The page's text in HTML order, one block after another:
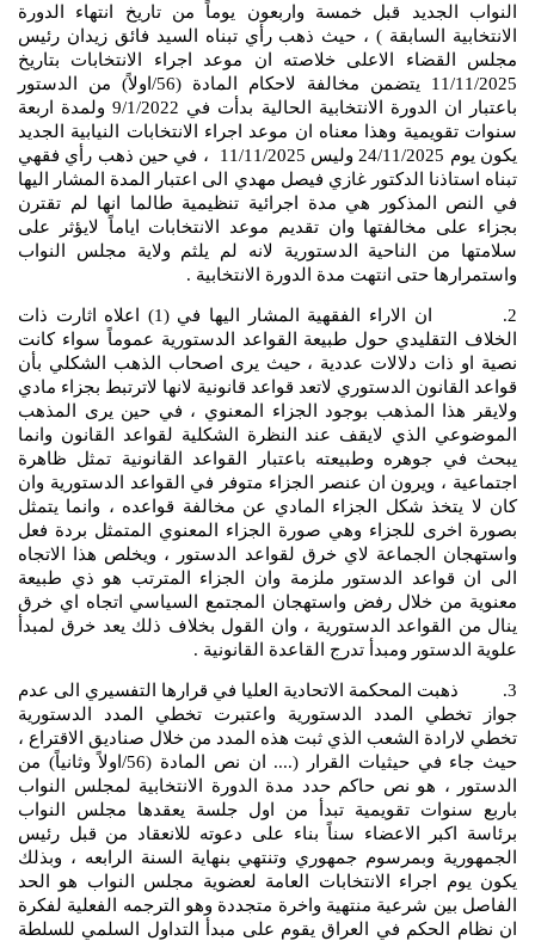
النواب الجديد قبل خمسة واربعون يوماً من تاريخ انتهاء الدورة
الانتخابية السابقة ) ، حيث ذهب رأي تبناه السيد فائق زيدان رئيس
مجلس القضاء الاعلى خلاصته ان موعد اجراء الانتخابات بتاريخ
11/11/2025 يتضمن مخالفة لاحكام المادة (56/اولاً) من الدستور
باعتبار ان الدورة الانتخابية الحالية بدأت في 9/1/2022 ولمدة اربعة
سنوات تقويمية وهذا معناه ان موعد اجراء الانتخابات النيابية الجديد
يكون يوم 24/11/2025 وليس 11/11/2025 ، في حين ذهب رأي فقهي
تبناه استاذنا الدكتور غازي فيصل مهدي الى اعتبار المدة المشار اليها
في النص المذكور هي مدة اجرائية تنظيمية طالما انها لم تقترن
بجزاء على مخالفتها وان تقديم موعد الانتخابات اياماً لايؤثر على
سلامتها من الناحية الدستورية لانه لم يلثم ولاية مجلس النواب
واستمرارها حتى انتهت مدة الدورة الانتخابية .
2. ان الاراء الفقهية المشار اليها في (1) اعلاه اثارت ذات
الخلاف التقليدي حول طبيعة القواعد الدستورية عموماً سواء كانت
نصية او ذات دلالات عددية ، حيث يرى اصحاب الذهب الشكلي بأن
قواعد القانون الدستوري لاتعد قواعد قانونية لانها لاترتبط بجزاء مادي
ولايقر هذا المذهب بوجود الجزاء المعنوي ، في حين يرى المذهب
الموضوعي الذي لايقف عند النظرة الشكلية لقواعد القانون وانما
يبحث في جوهره وطبيعته باعتبار القواعد القانونية تمثل ظاهرة
اجتماعية ، ويرون ان عنصر الجزاء متوفر في القواعد الدستورية وان
كان لا يتخذ شكل الجزاء المادي عن مخالفة قواعده ، وانما يتمثل
بصورة اخرى للجزاء وهي صورة الجزاء المعنوي المتمثل بردة فعل
واستهجان الجماعة لاي خرق لقواعد الدستور ، ويخلص هذا الاتجاه
الى ان قواعد الدستور ملزمة وان الجزاء المترتب هو ذي طبيعة
معنوية من خلال رفض واستهجان المجتمع السياسي اتجاه اي خرق
ينال من القواعد الدستورية ، وان القول بخلاف ذلك يعد خرق لمبدأ
علوية الدستور ومبدأ تدرج القاعدة القانونية .
3. ذهبت المحكمة الاتحادية العليا في قرارها التفسيري الى عدم
جواز تخطي المدد الدستورية واعتبرت تخطي المدد الدستورية
تخطي لارادة الشعب الذي ثبت هذه المدد من خلال صناديق الاقتراع ،
حيث جاء في حيثيات القرار (.... ان نص المادة (56/اولاً وثانياً) من
الدستور ، هو نص حاكم حدد مدة الدورة الانتخابية لمجلس النواب
باربع سنوات تقويمية تبدأ من اول جلسة يعقدها مجلس النواب
برئاسة اكبر الاعضاء سناً بناء على دعوته للانعقاد من قبل رئيس
الجمهورية وبمرسوم جمهوري وتنتهي بنهاية السنة الرابعه ، وبذلك
يكون يوم اجراء الانتخابات العامة لعضوية مجلس النواب هو الحد
الفاصل بين شرعية منتهية واخرة متجددة وهو الترجمه الفعلية لفكرة
ان نظام الحكم في العراق يقوم على مبدأ التداول السلمي للسلطة